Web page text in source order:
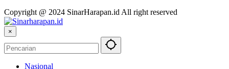
Copyright @ 2024 SinarHarapan.id All right reserved
×
Nasional